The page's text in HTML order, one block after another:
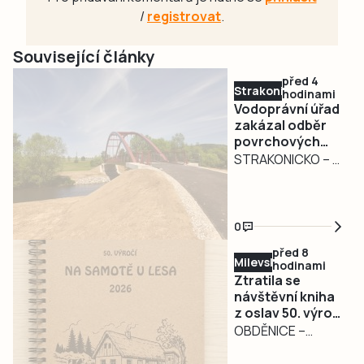
/registrovat.
Související články
Strakonicko
před 4
hodinami
Vodoprávní úřad
zakázal odběr
povrchových
vod na
STRAKONICKO – V
hydrologické
podmínky vydal
Městský úřad
Strakonice
opatření obecné
povahy, kterým
dočasně omezuje
0
Milevsko
před 8
hodinami
Ztratila se
návštěvní kniha
z oslav 50. výročí
filmu Na samotě
OBDĚNICE –